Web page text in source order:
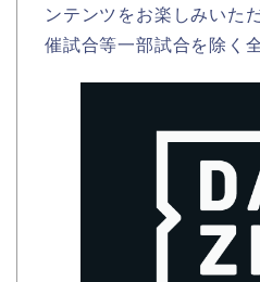
ンテンツをお楽しみいた
催試合等一部試合を除く